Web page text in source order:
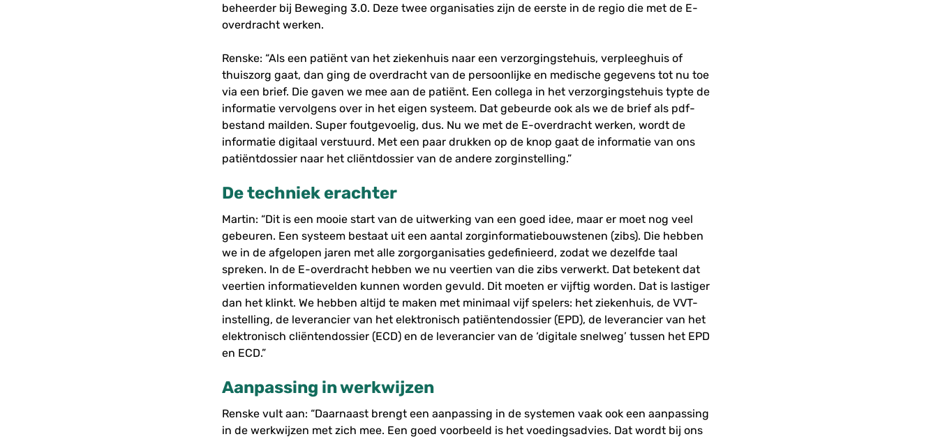
beheerder bij Beweging 3.0. Deze twee organisaties zijn de eerste in de regio die met de E-
overdracht werken.
Renske: “Als een patiënt van het ziekenhuis naar een verzorgingstehuis, verpleeghuis of
thuiszorg gaat, dan ging de overdracht van de persoonlijke en medische gegevens tot nu toe
via een brief. Die gaven we mee aan de patiënt. Een collega in het verzorgingstehuis typte de
informatie vervolgens over in het eigen systeem. Dat gebeurde ook als we de brief als pdf-
bestand mailden. Super foutgevoelig, dus. Nu we met de E-overdracht werken, wordt de
informatie digitaal verstuurd. Met een paar drukken op de knop gaat de informatie van ons
patiëntdossier naar het cliëntdossier van de andere zorginstelling.”
De techniek erachter
Martin: “Dit is een mooie start van de uitwerking van een goed idee, maar er moet nog veel
gebeuren. Een systeem bestaat uit een aantal zorginformatiebouwstenen (zibs). Die hebben
we in de afgelopen jaren met alle zorgorganisaties gedefinieerd, zodat we dezelfde taal
spreken. In de E-overdracht hebben we nu veertien van die zibs verwerkt. Dat betekent dat
veertien informatievelden kunnen worden gevuld. Dit moeten er vijftig worden. Dat is lastiger
dan het klinkt. We hebben altijd te maken met minimaal vijf spelers: het ziekenhuis, de VVT-
instelling, de leverancier van het elektronisch patiëntendossier (EPD), de leverancier van het
elektronisch cliëntendossier (ECD) en de leverancier van de ‘digitale snelweg’ tussen het EPD
en ECD.”
Aanpassing in werkwijzen
Renske vult aan: “Daarnaast brengt een aanpassing in de systemen vaak ook een aanpassing
in de werkwijzen met zich mee. Een goed voorbeeld is het voedingsadvies. Dat wordt bij ons